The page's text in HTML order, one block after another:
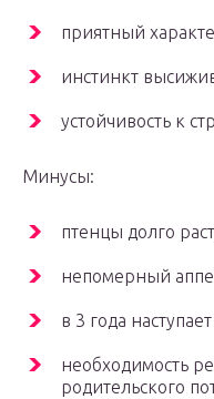
приятный
инстинкт
устойчивость к
Минусы:
птенцы долго
непомерный
в 3 года
необходимость
родительского